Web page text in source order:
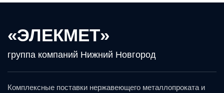
«ЭЛЕКМЕТ»
группа компаний Нижний Новгород
Комплексные поставки нержавеющего металлопроката и